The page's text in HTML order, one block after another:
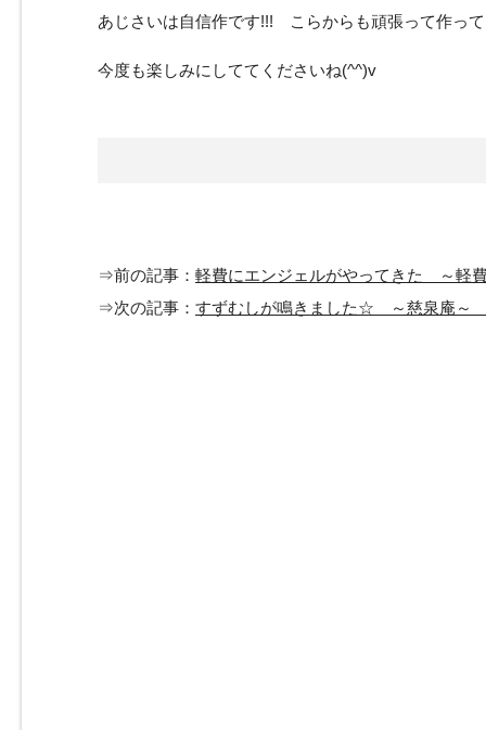
あじさいは自信作です!!! こらからも頑張って作っ
今度も楽しみにしててくださいね(^^)v
⇒前の記事： 軽費にエンジェルがやってきた ～軽
⇒次の記事： すずむしが鳴きました☆ ～慈泉庵